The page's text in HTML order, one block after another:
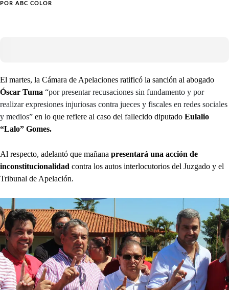
POR ABC COLOR
El martes, la Cámara de Apelaciones ratificó la sanción al abogado
Óscar Tuma “por presentar recusaciones sin fundamento y por
realizar expresiones injuriosas contra jueces y fiscales en redes sociales
y medios” en lo que refiere al caso del fallecido diputado Eulalio
“Lalo” Gomes.
Al respecto, adelantó que mañana presentará una acción de
inconstitucionalidad contra los autos interlocutorios del Juzgado y el
Tribunal de Apelación.